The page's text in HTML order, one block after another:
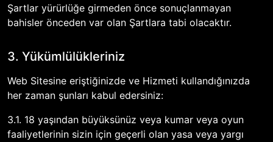
Şartlar yürürlüğe girmeden önce sonuçlanmayan
bahisler önceden var olan Şartlara tabi olacaktır.
3. Yükümlülükleriniz
Web Sitesine eriştiğinizde ve Hizmeti kullandığınızda
her zaman şunları kabul edersiniz:
3.1. 18 yaşından büyüksünüz veya kumar veya oyun
faaliyetlerinin sizin için geçerli olan yasa veya yargı